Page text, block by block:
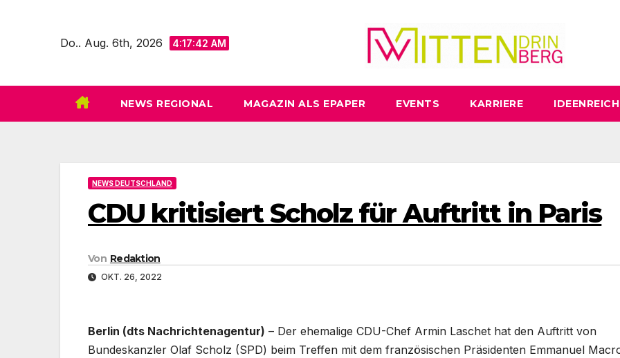
Do.. Aug. 6th, 2026 4:17:43 AM
NEWS REGIONAL MAGAZIN ALS EPAPER EVENTS KARRIERE IDEENREICH
NEWS DEUTSCHLAND
CDU kritisiert Scholz für Auftritt in Paris
Von Redaktion
OKT. 26, 2022
Berlin (dts Nachrichtenagentur) – Der ehemalige CDU-Chef Armin Laschet hat den Auftritt von
Bundeskanzler Olaf Scholz (SPD) beim Treffen mit dem französischen Präsidenten Emmanuel